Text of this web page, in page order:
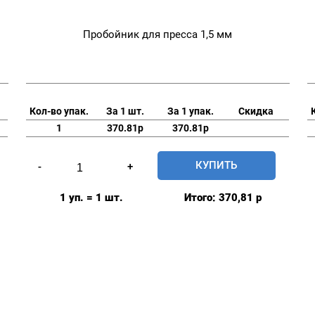
Пробойник для пресса 1,5 мм
Кол-во упак. За 1 шт. За 1 упак.
Скидка
1
370.81р 370.81р
-
товара
Пробойник
+ КУПИТЬ
1 уп. = 1 шт. Итого: 370,81 р